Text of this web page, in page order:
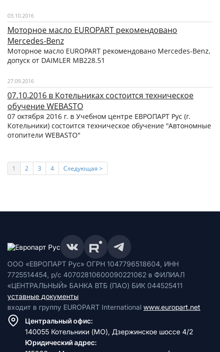
03.10.2016
Моторное масло EUROPART рекомендовано
Mercedes-Benz
Моторное масло EUROPART рекомендовано Mercedes-Benz,
допуск от DAIMLER MB228.51
27.09.2016
07.10.2016 в Котельниках состоится техническое
обучение WEBASTO
07 октября 2016 г. в Учебном центре ЕВРОПАРТ Рус (г.
Котельники) состоится техническое обучение "Автономные
отопители WEBASTO"
1 2 3 4 Следующая >
ООО «ЕВРОПАРТ Рус» ОГРН 1047796518604, ИНН
7725514454, р/с 40702810600090221062 в ФИЛИАЛ
«ЦЕНТРАЛЬНЫЙ» БАНКА ВТБ (ПАО) БИК 044525411
уставные документы
входит в группу EUROPART International www.europart.net
Центральный офис:
140055 Котельники (МО), Дзержинское шоссе 4/2
Юридический адрес: